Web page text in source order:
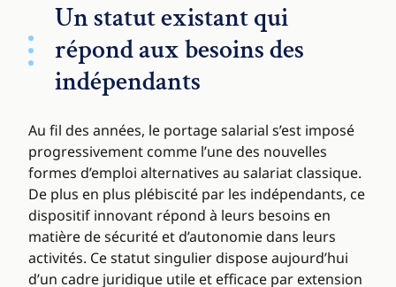
Un statut existant qui
répond aux besoins des
indépendants
Au fil des années, le portage salarial s’est imposé
progressivement comme l’une des nouvelles
formes d’emploi alternatives au salariat classique.
De plus en plus plébiscité par les indépendants, ce
dispositif innovant répond à leurs besoins en
matière de sécurité et d’autonomie dans leurs
activités. Ce statut singulier dispose aujourd’hui
d’un cadre juridique utile et efficace par extension